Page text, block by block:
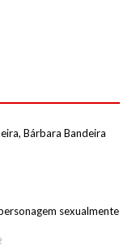
Bárbara Bandeira
sexualmente